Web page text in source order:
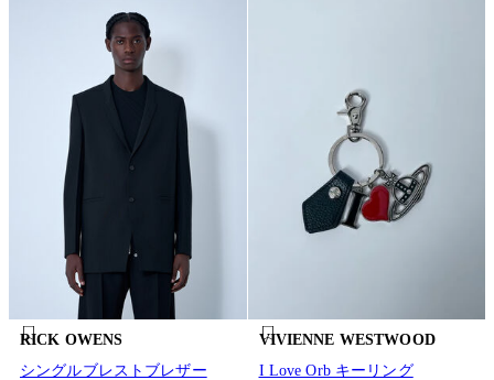
RICK OWENS
シングルブレストブレザー
VIVIENNE WESTWOOD
I Love Orb キーリング